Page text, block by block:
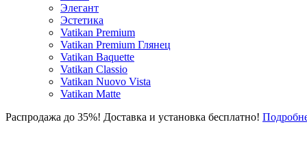
Элегант
Эстетика
Vatikan Premium
Vatikan Premium Глянец
Vatikan Baquette
Vatikan Classio
Vatikan Nuovo Vista
Vatikan Matte
Распродажа до 35%! Доставка и установка бесплатно!